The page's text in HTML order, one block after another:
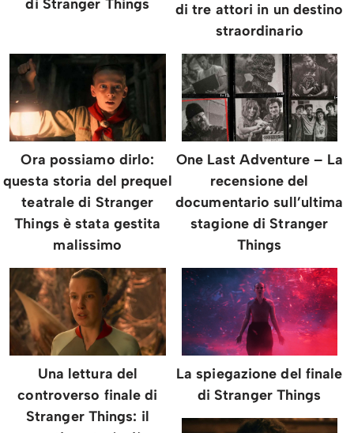
di Stranger Things
di tre attori in un destino
straordinario
Ora possiamo dirlo:
questa storia del prequel
teatrale di Stranger
Things è stata gestita
malissimo
One Last Adventure – La
recensione del
documentario sull’ultima
stagione di Stranger
Things
Una lettura del
controverso finale di
Stranger Things: il
La spiegazione del finale
di Stranger Things